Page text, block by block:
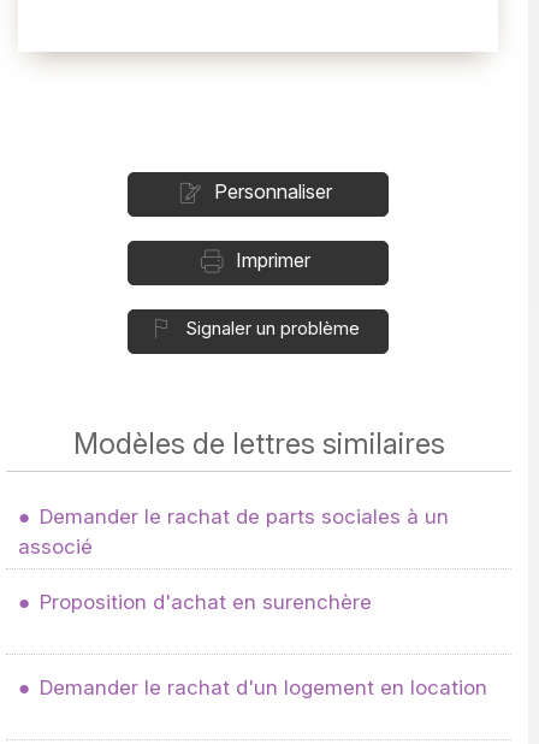
Personnaliser
Imprimer
Signaler un problème
Modèles de lettres similaires
Demander le rachat de parts sociales à un
associé
Proposition d'achat en surenchère
Demander le rachat d'un logement en location